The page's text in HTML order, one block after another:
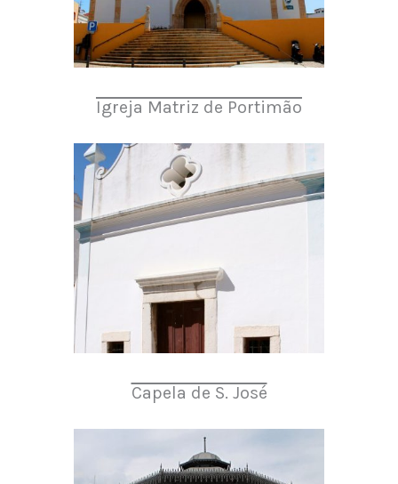
Igreja Matriz de Portimão
Capela de S. José